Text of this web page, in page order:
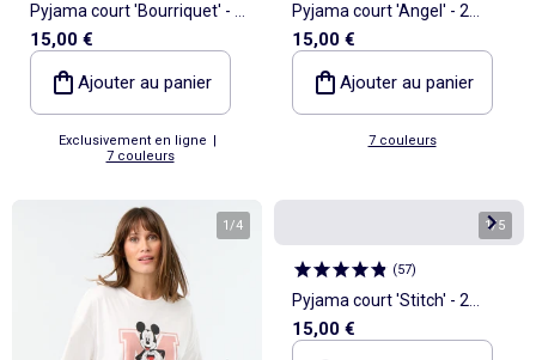
Pyjama court 'Bourriquet' - 2
pièces
15,00 €
Ajouter au panier
Exclusivement en ligne |
7 couleurs
Pyjama court 'Angel' - 2
pièces
15,00 €
Ajouter au panier
7 couleurs
1/4 1/5
(57)
Pyjama court 'Stitch' - 2
pièces
15,00 €